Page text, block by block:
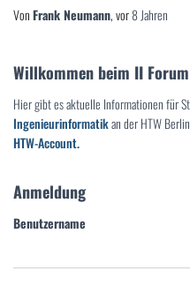
VonFrank Neumann, vor8 Jahren
Willkommen beim II Forum
Hier gibt es aktuelle Informationen für
Ingenieurinformatikan der HTW
HTW-Account.
Anmeldung
Benutzername